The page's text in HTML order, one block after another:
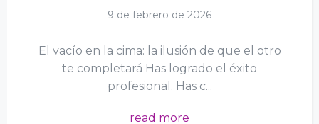
9 de febrero de 2026
El vacío en la cima: la ilusión de que el otro
te completará Has logrado el éxito
profesional. Has c...
read more